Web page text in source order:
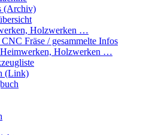
(Archiv)
Holzwerken …
Fräse / gesammelte Infos
Heimwerken, Holzwerken …
(Link)